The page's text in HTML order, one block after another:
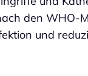
den
und